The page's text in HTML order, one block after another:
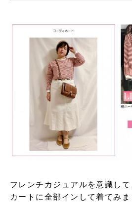
フレンチカジュアルを意識し
カートに全部インして着てみま